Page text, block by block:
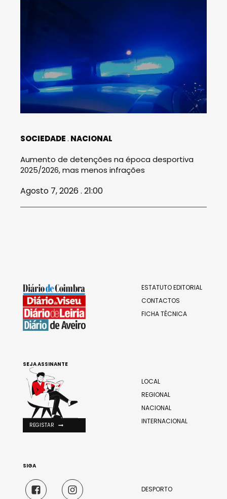
SOCIEDADE NACIONAL
Aumento de detenções na época desportiva
2025/2026, mas menos infrações
Agosto 7, 2026 . 21:00
ESTATUTO EDITORIAL
CONTACTOS
FICHA TÉCNICA
LOCAL
REGIONAL
NACIONAL
INTERNACIONAL
DESPORTO
SEJA ASSINANTE
REGISTAR
SIGA